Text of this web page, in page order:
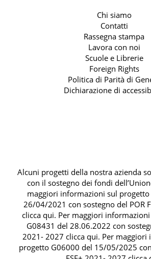
Chi siamo
Contatti
Rassegna stampa
Lavora con noi
Scuole e Librerie
Foreign Rights
Politica di Parità di
Dichiarazione di
Alcuni progetti della nostra azienda
con il sostegno dei fondi
maggiori informazioni sul
26/04/2021 con sostegno del POR
clicca qui. Per maggiori
G08431 del 28.06.2022 con
2021- 2027 clicca qui. Per maggiori
progetto G06000 del 15/05/2025